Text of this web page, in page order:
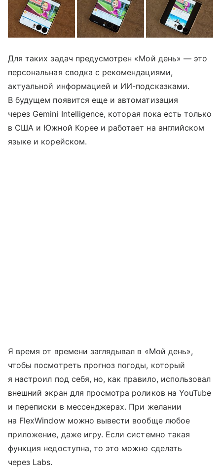
Для таких задач предусмотрен «Мой день» — это
персональная сводка с рекомендациями,
актуальной информацией и ИИ-подсказками.
В будущем появится еще и автоматизация
через Gemini Intelligence, которая пока есть только
в США и Южной Корее и работает на английском
языке и корейском.
Я время от времени заглядывал в «Мой день»,
чтобы посмотреть прогноз погоды, который
я настроил под себя, но, как правило, использовал
внешний экран для просмотра роликов на YouTube
и переписки в мессенджерах. При желании
на FlexWindow можно вывести вообще любое
приложение, даже игру. Если системно такая
функция недоступна, то это можно сделать
через Labs.